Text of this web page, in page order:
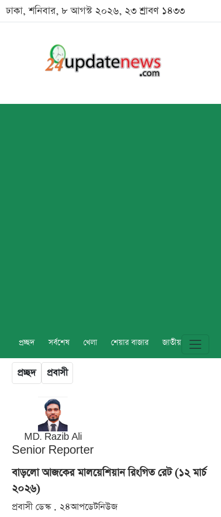
ঢাকা, শনিবার, ৮ আগস্ট ২০২৬, ২৩ শ্রাবণ ১৪৩৩
প্রচ্ছদ সর্বশেষ খেলা শেয়ার বাজার জাতীয় বিশ্ব
প্রচ্ছদ প্রবাসী
MD. Razib Ali
Senior Reporter
বাড়লো আজকের মালয়েশিয়ান রিংগিত রেট (১২ মার্চ
২০২৬)
প্রবাসী ডেস্ক . ২৪আপডেটনিউজ